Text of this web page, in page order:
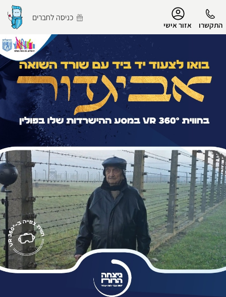
התקשרו אזור אישי
כניסה לחברים
הפרופיל שלי
התנתק